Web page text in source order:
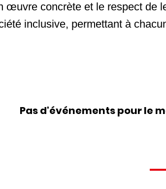
œuvre concrète et le respect de
inclusive, permettant à
Pas d'événements pour le